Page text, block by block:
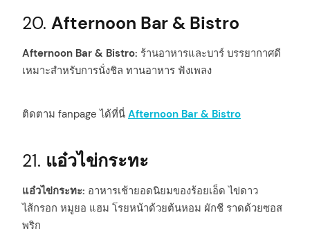
20. Afternoon Bar & Bistro
Afternoon Bar & Bistro: ร้านอาหารและบาร์ บรรยากาศดี
เหมาะสำหรับการนั่งชิล ทานอาหาร ฟังเพลง
ติดตาม fanpage ได้ที่นี่ Afternoon Bar & Bistro
21. แอ๋วไข่กระทะ
แอ๋วไข่กระทะ: อาหารเช้ายอดนิยมของร้อยเอ็ด ไข่ดาว
ไส้กรอก หมูยอ แฮม โรยหน้าด้วยต้นหอม ผักชี ราดด้วยซอส
พริก